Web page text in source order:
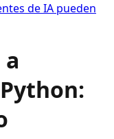
de IA pueden